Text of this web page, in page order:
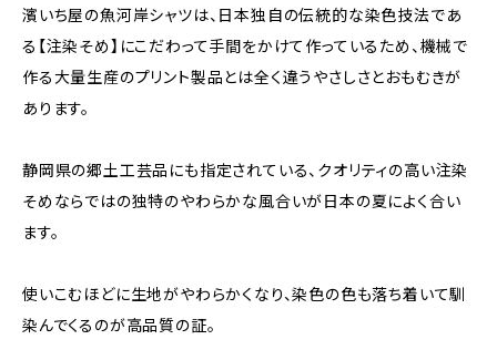
濱いち屋の魚河岸シャツは、日本独自の伝統的な染色技法であ
る【注染そめ】にこだわって手間をかけて作っているため、機械で
作る大量生産のプリント製品とは全く違うやさしさとおもむきが
あります。
静岡県の郷土工芸品にも指定されている、クオリティの高い注染
そめならではの独特のやわらかな風合いが日本の夏によく合い
ます。
使いこむほどに生地がやわらかくなり、染色の色も落ち着いて馴
染んでくるのが高品質の証。